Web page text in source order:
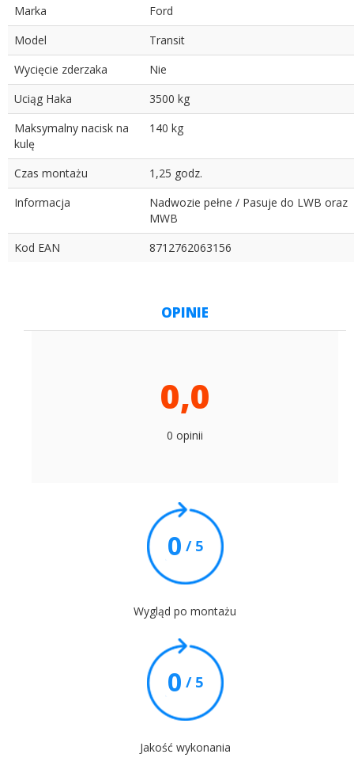
Marka
Ford
Model
Transit
Wycięcie zderzaka
Nie
Uciąg Haka
3500 kg
Maksymalny nacisk na
kulę
140 kg
Czas montażu
1,25 godz.
Informacja
Nadwozie pełne / Pasuje do LWB oraz
MWB
Kod EAN
8712762063156
OPINIE
0,0
0 opinii
0 / 5
Wygląd po montażu
0 / 5
Jakość wykonania